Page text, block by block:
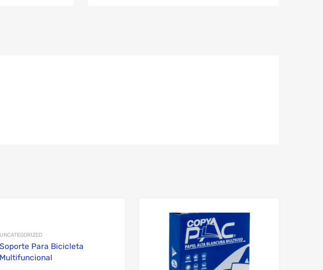
UNCATEGORIZED
Soporte Para Bicicleta
Multifuncional